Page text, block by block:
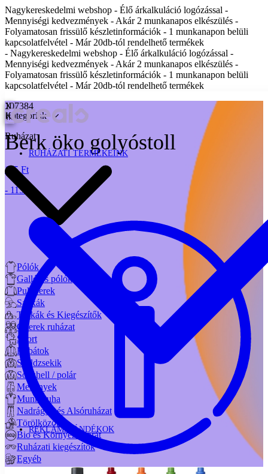
Nagykereskedelmi webshop - Élő árkalkuláció logózással -
Mennyiségi kedvezmények - Akár 2 munkanapos elkészülés -
Folyamatosan frissülő készletinformációk - 1 munkanapon belüli
kapcsolatfelvétel - Már 20db-tól rendelhető termékek
- Nagykereskedelmi webshop - Élő árkalkuláció logózással -
Mennyiségi kedvezmények - Akár 2 munkanapos elkészülés -
Folyamatosan frissülő készletinformációk - 1 munkanapon belüli
kapcsolatfelvétel - Már 20db-tól rendelhető termékek
RUHÁZATI TERMÉKEINK
REKLÁMAJÁNDÉKOK
X
Kategóriák
Ruházat
Pólók
Galléros pólók
Pulóverek
Sapkák
Táskák és Kiegészítők
Gyerek ruházat
Sport
Kabátok
Széldzsekik
Softshell / polár
Mellények
Munkaruha
Nadrágok és Alsóruházat
Törölközők
Bio és Környezetbarát
Ruházati kiegészítők
Egyéb
107384
Berk öko golyóstoll
115 Ft
- 115 Ft